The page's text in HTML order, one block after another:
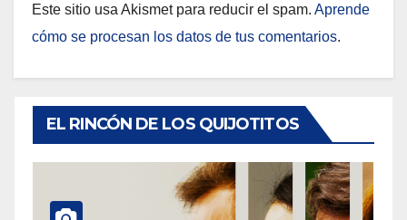
Este sitio usa Akismet para reducir el spam. Aprende
cómo se procesan los datos de tus comentarios.
EL RINCÓN DE LOS QUIJOTITOS